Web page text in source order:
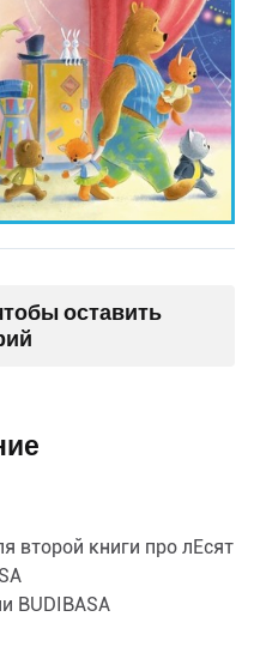
оставить
второй книги про лЕсят
BUDIBASA